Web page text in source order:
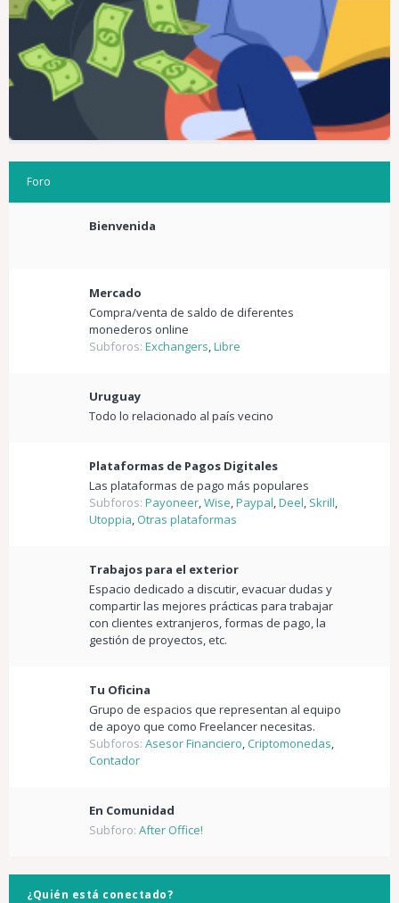
Foro
Bienvenida
Mercado
Compra/venta de saldo de diferentes
monederos online
Subforos: Exchangers,Libre
Uruguay
Todo lo relacionado al país vecino
Plataformas de Pagos Digitales
Las plataformas de pago más populares
Subforos: Payoneer,Wise,Paypal,Deel, Skrill,
Utoppia, Otras plataformas
Trabajos para el exterior
Espacio dedicado a discutir, evacuar dudas y
compartir las mejores prácticas para trabajar
con clientes extranjeros, formas de pago, la
gestión de proyectos, etc.
Tu Oficina
Grupo de espacios que representan al equipo
de apoyo que como Freelancer necesitas.
Subforos: Asesor Financiero,Criptomonedas,
Contador
En Comunidad
Subforo: After Office!
¿Quién está conectado?